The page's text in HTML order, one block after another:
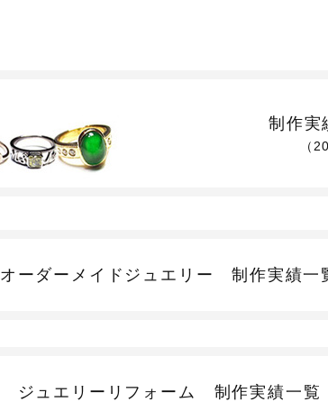
制作実
（
オーダーメイドジュエリー制作実績一
ジュエリーリフォーム 制作実績一覧